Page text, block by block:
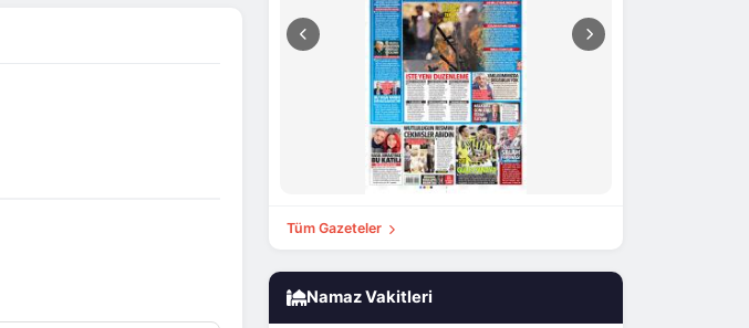
Tüm Gazeteler
Namaz Vakitleri